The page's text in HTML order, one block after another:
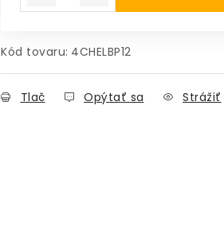
Kód tovaru: 4CHELBP12
Tlač Opýtať sa Strážiť